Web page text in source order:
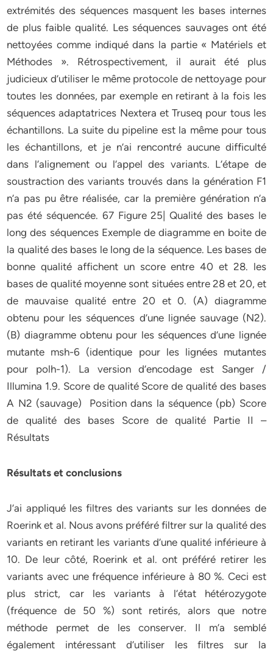
extrémités des séquences masquent les bases internes
de plus faible qualité. Les séquences sauvages ont été
nettoyées comme indiqué dans la partie « Matériels et
Méthodes ». Rétrospectivement, il aurait été plus
judicieux d’utiliser le même protocole de nettoyage pour
toutes les données, par exemple en retirant à la fois les
séquences adaptatrices Nextera et Truseq pour tous les
échantillons. La suite du pipeline est la même pour tous
les échantillons, et je n’ai rencontré aucune difficulté
dans l’alignement ou l’appel des variants. L’étape de
soustraction des variants trouvés dans la génération F1
n’a pas pu être réalisée, car la première génération n’a
pas été séquencée. 67 Figure 25| Qualité des bases le
long des séquences Exemple de diagramme en boite de
la qualité des bases le long de la séquence. Les bases de
bonne qualité affichent un score entre 40 et 28. les
bases de qualité moyenne sont situées entre 28 et 20, et
de mauvaise qualité entre 20 et 0. (A) diagramme
obtenu pour les séquences d’une lignée sauvage (N2).
(B) diagramme obtenu pour les séquences d’une lignée
mutante msh-6 (identique pour les lignées mutantes
pour polh-1). La version d’encodage est Sanger /
Illumina 1.9. Score de qualité Score de qualité des bases
A N2 (sauvage) Position dans la séquence (pb) Score
de qualité des bases Score de qualité Partie II –
Résultats
Résultats et conclusions
J’ai appliqué les filtres des variants sur les données de
Roerink et al. Nous avons préféré filtrer sur la qualité des
variants en retirant les variants d’une qualité inférieure à
10. De leur côté, Roerink et al. ont préféré retirer les
variants avec une fréquence inférieure à 80 %. Ceci est
plus strict, car les variants à l’état hétérozygote
(fréquence de 50 %) sont retirés, alors que notre
méthode permet de les conserver. Il m’a semblé
également intéressant d’utiliser les filtres sur la